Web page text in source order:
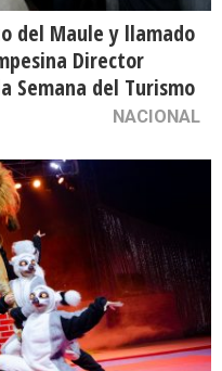
del Maule y llamado
Director
Semana del Turismo
NACIONAL